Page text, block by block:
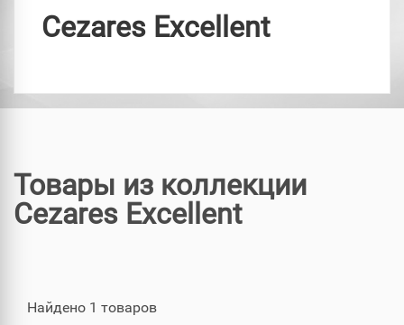
Cezares Excellent
Товары из коллекции
Cezares Excellent
Найдено 1 товаров